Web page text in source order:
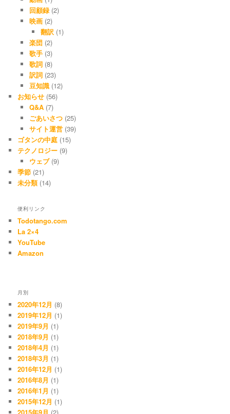
回顧録(2)
映画(2)
翻訳 (1)
楽団(2)
歌手(3)
歌詞(8)
訳詞(23)
豆知識(12)
お知らせ (56)
Q&A(7)
ごあいさつ(25)
サイト運営(39)
ゴタンの中庭 (15)
テクノロジー (9)
ウェブ(9)
季節 (21)
未分類(14)
便利リンク
Todotango.com
La 2×4
YouTube
Amazon
月別
2020年12月 (8)
2019年12月 (1)
2019年9月 (1)
2018年9月 (1)
2018年4月 (1)
2018年3月 (1)
2016年12月 (1)
2016年8月 (1)
2016年1月 (1)
2015年12月 (1)
2015年9月 (2)